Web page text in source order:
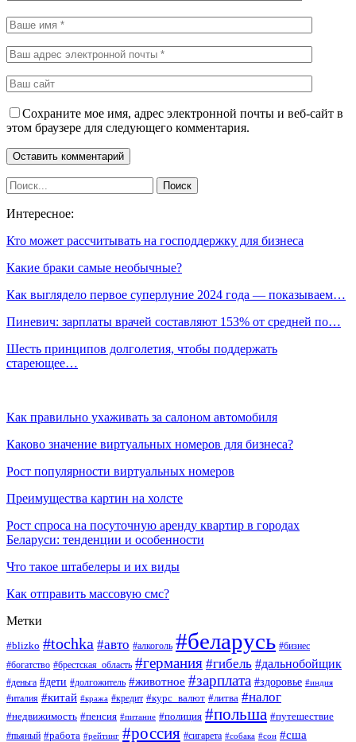
Сохраните мое имя, адрес электронной почты и веб-сайт в
этом браузере для следующего комментария.
Интересное:
Кто может рассчитывать на господдержку для бизнеса
Какие браки самые необычные?
Как выглядело первое суперлуние 2024 года — показываем…
Пиневич: зарплаты врачей составляют 153% от средней по…
Шесть принципов долголетия, чтобы поддержать
стареющее…
Как правильно ухаживать за салоном автомобиля
Каково значение виртуальных номеров для бизнеса?
Рост популярности виртуальных номеров
Преимущества картин на холсте
Рост спроса на посуточную аренду квартир в городах
Беларуси: тенденции и особенности
Что такое штабелеры и их виды
Как отправить массовую смс?
Метки
#blizko #tochka #авто #алкоголь #беларусь #бизнес
#богатство #брестская_область #германия #гибель #дальнобойщик
#деньга #дети #долгожитель #животное #зарплата #здоровье #индия
#италия #китай #кража #кредит #курс_валют #литва #налог
#недвижимость #пенсия #питание #полиция #польша #путешествие
#пьяный #работа #рейтинг #россия #сигарета #собака #сон #сша